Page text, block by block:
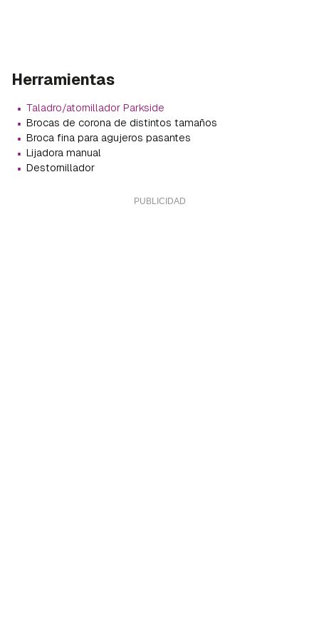
Herramientas
· Taladro/atornillador Parkside
· Brocas de corona de distintos tamaños
· Broca fina para agujeros pasantes
· Lijadora manual
· Destornillador